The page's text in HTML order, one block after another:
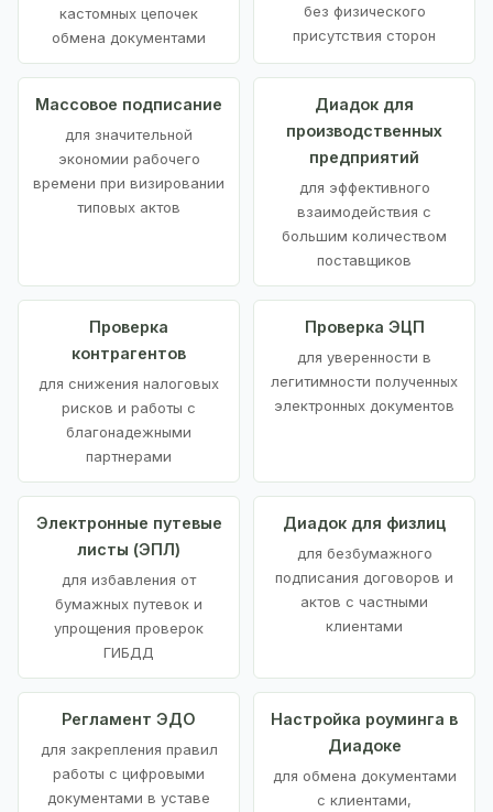
кастомных цепочек
обмена документами
без физического
присутствия сторон
Массовое подписание
для значительной
экономии рабочего
времени при визировании
типовых актов
Диадок для
производственных
предприятий
для эффективного
взаимодействия с
большим количеством
поставщиков
Проверка
контрагентов
для снижения налоговых
рисков и работы с
благонадежными
партнерами
Проверка ЭЦП
для уверенности в
легитимности полученных
электронных документов
Электронные путевые
листы (ЭПЛ)
для избавления от
бумажных путевок и
упрощения проверок
ГИБДД
Диадок для физлиц
для безбумажного
подписания договоров и
актов с частными
клиентами
Регламент ЭДО
для закрепления правил
работы с цифровыми
документами в уставе
Настройка роуминга в
Диадоке
для обмена документами
с клиентами,